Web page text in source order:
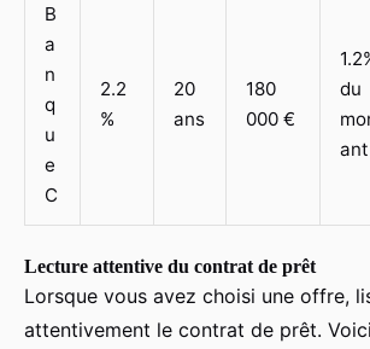
B
a
n
q
u
e
C
2.2
%
20
ans
180
000 €
du
ant
Lecture attentive du contrat de prêt
Lorsque vous avez choisi une offre,
attentivement le contrat de prêt.